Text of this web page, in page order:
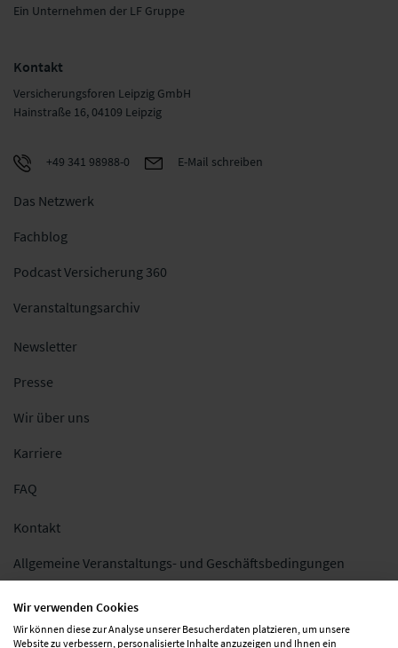
Ein Unternehmen der LF Gruppe
Kontakt
Versicherungsforen Leipzig GmbH
Hainstraße 16, 04109 Leipzig
+49 341 98988-0 E-Mail schreiben
Das Netzwerk
Fachblog
Podcast Versicherung 360
Veranstaltungsarchiv
Newsletter
Presse
Wir über uns
Karriere
FAQ
Kontakt
Allgemeine Veranstaltungs- und Geschäftsbedingungen
Datenschutz
Wir verwenden Cookies
Wir können diese zur Analyse unserer Besucherdaten platzieren, um unsere
Website zu verbessern, personalisierte Inhalte anzuzeigen und Ihnen ein